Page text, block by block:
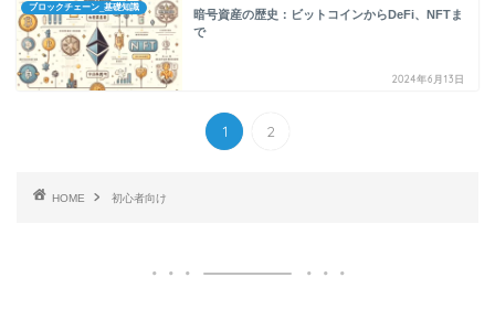
ブロックチェーン_基礎知識
暗号資産の歴史：ビットコインからDeFi、NFTま
で
2024年6月13日
1 2
HOME 初心者向け